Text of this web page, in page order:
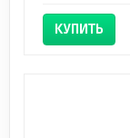
КУПИТЬ